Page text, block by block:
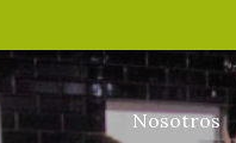
Nosotros